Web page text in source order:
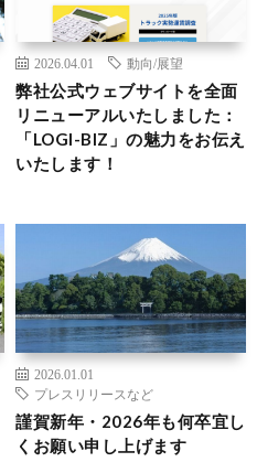
2026.04.01 動向/展望
弊社公式ウェブサイトを全面
リニューアルいたしました：
「LOGI-BIZ」の魅力をお伝え
いたします！
2026.01.01
プレスリリースなど
謹賀新年・2026年も何卒宜し
くお願い申し上げます